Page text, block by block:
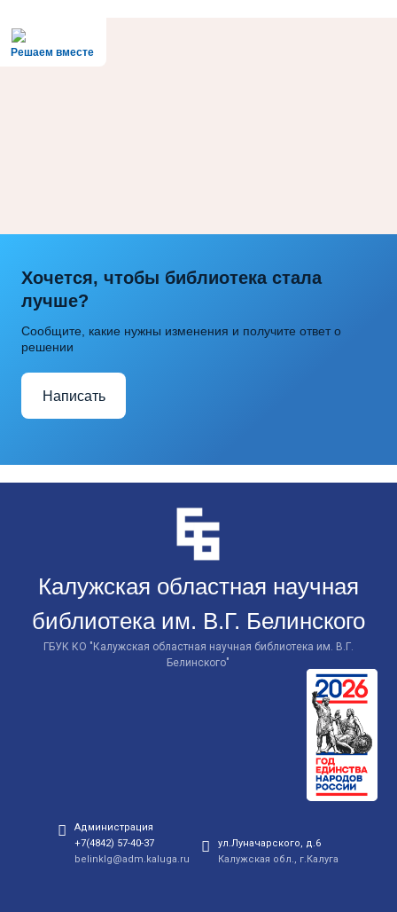
Решаем вместе
Хочется, чтобы библиотека стала
лучше?
Сообщите, какие нужны изменения и получите ответ о
решении
Написать
Калужская областная научная
библиотека им. В.Г. Белинского
ГБУК КО "Калужская областная научная библиотека им. В.Г.
Белинского"
Администрация
+7(4842) 57-40-37
belinklg@adm.kaluga.ru
ул.Луначарского, д.6
Калужская обл., г.Калуга